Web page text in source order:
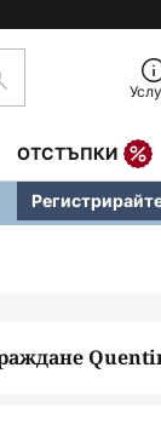
ОТСТЪПКИ